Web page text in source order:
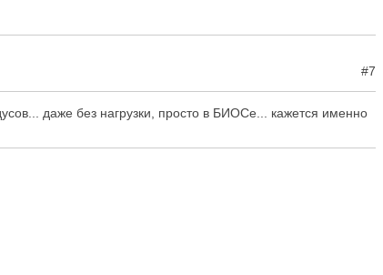
#7
даже без нагрузки, просто в БИОСе... кажется именно